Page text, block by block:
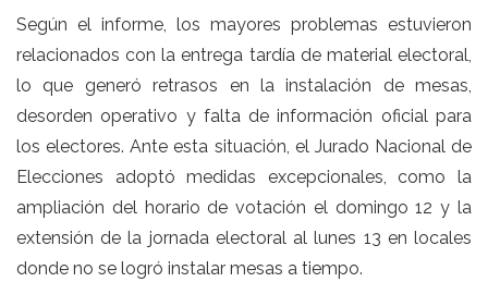
Según el informe, los mayores problemas estuvieron
relacionados con la entrega tardía de material electoral,
lo que generó retrasos en la instalación de mesas,
desorden operativo y falta de información oficial para
los electores. Ante esta situación, el Jurado Nacional de
Elecciones adoptó medidas excepcionales, como la
ampliación del horario de votación el domingo 12 y la
extensión de la jornada electoral al lunes 13 en locales
donde no se logró instalar mesas a tiempo.